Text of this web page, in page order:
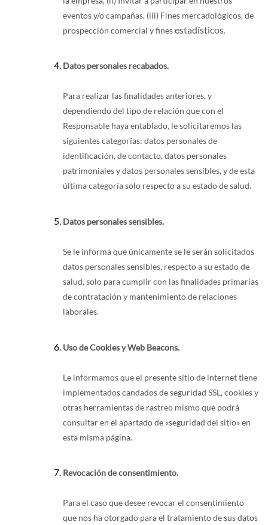
eventos y/o campañas, (iii) Fines mercadológicos, de
prospección comercial y finesestadísticos.
Datos personales recabados.
Para realizar las finalidades anteriores, y
dependiendo del tipo de relación que con el
Responsable haya entablado, le solicitaremos las
siguientes categorías: datos personales de
identificación, de contacto, datos personales
patrimoniales y datos personales sensibles, y de esta
última categoría solo respecto a su estado de salud.
Datos personales sensibles.
Se le informa que únicamente se le serán solicitados
datos personales sensibles, respecto a su estado de
salud, solo para cumplir con las finalidades primarias
de contratación y mantenimiento de relaciones
laborales.
Uso de Cookies y Web Beacons.
Le informamos que el presente sitio de internet tiene
implementados candados de seguridad SSL, cookies y
otras herramientas de rastreo mismo que podrá
consultar en el apartado de «seguridad del sitio» en
esta misma página.
Revocación de consentimiento.
Para el caso que desee revocar el consentimiento
que nos ha otorgado para el tratamiento de sus datos